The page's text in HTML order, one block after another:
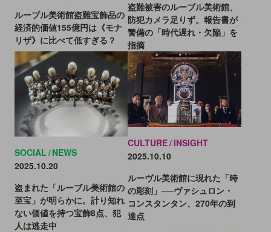
ルーブル美術館盗難宝飾品の
経済的価値155億円は《モナ
リザ》に比べて低すぎる？
盗難被害のルーブル美術館、
防犯カメラ足りず。報告書が
警備の「時代遅れ・欠陥」を
指摘
SOCIAL NEWS
2025.10.20
盗まれた「ルーブル美術館の
至宝」が明らかに。計り知れ
ない価値を持つ宝飾8点、犯
人は逃走中
CULTURE INSIGHT
2025.10.10
ルーヴル美術館に現れた「時
の彫刻」──ヴァシュロン・
コンスタンタン、270年の到
達点